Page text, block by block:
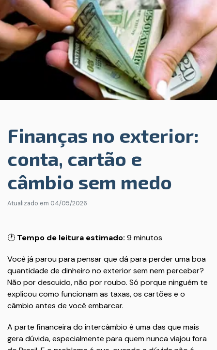
Finanças no exterior:
conta, cartão e
câmbio sem medo
Atualizado em 04/05/2026
🕐 Tempo de leitura estimado: 9 minutos
Você já parou para pensar que dá para perder uma boa
quantidade de dinheiro no exterior sem nem perceber?
Não por descuido, não por roubo. Só porque ninguém te
explicou como funcionam as taxas, os cartões e o
câmbio antes de você embarcar.
A parte financeira do intercâmbio é uma das que mais
gera dúvida, especialmente para quem nunca viajou fora